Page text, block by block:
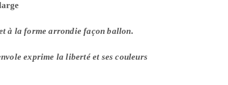
à la forme arrondie façon ballon.
exprime la liberté et ses couleurs